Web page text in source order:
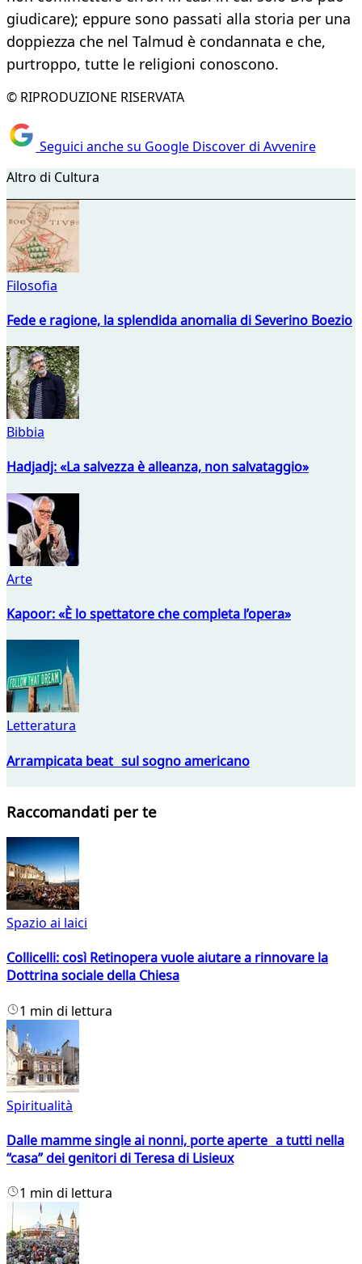
giudicare); eppure sono passati alla storia per una
doppiezza che nel Talmud è condannata e che,
purtroppo, tutte le religioni conoscono.
© RIPRODUZIONE RISERVATA
Seguici anche su Google Discover di Avvenire
Altro di Cultura
Filosofia
Fede e ragione, la splendida anomalia di Severino Boezio
Bibbia
Hadjadj: «La salvezza è alleanza, non salvataggio»
Arte
Kapoor: «È lo spettatore che completa l’opera»
Letteratura
Arrampicata beat sul sogno americano
Raccomandati per te
Spazio ai laici
Collicelli: così Retinopera vuole aiutare a rinnovare la
Dottrina sociale della Chiesa
1 min di lettura
Spiritualità
Dalle mamme single ai nonni, porte aperte a tutti nella
“casa” dei genitori di Teresa di Lisieux
1 min di lettura